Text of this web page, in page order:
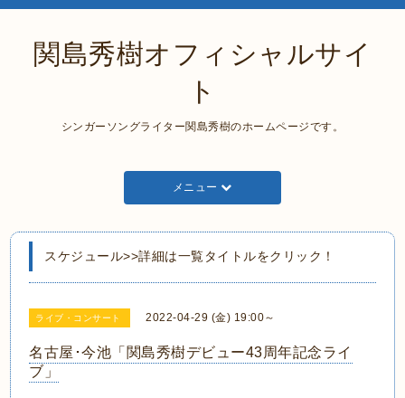
関島秀樹オフィシャルサイ
ト
シンガーソングライター関島秀樹のホームページです。
メニュー
スケジュール>>詳細は一覧タイトルをクリック！
ライブ・コンサート 2022-04-29 (金) 19:00～
名古屋･今池「関島秀樹デビュー43周年記念ライ
ブ」